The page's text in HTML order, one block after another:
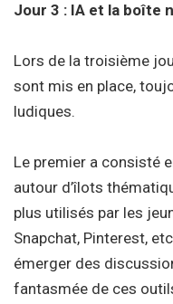
Jour 3 : IA et la boîte
Lors de la troisième
sont mis en place,
ludiques.
Le premier a consisté
autour d’îlots
plus utilisés par les
Snapchat, Pinterest,
émerger des
fantasmée de ces